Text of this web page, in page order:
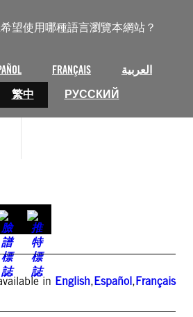
望使用哪種語言瀏覽本網站？
FRANÇAIS
العربية
繁中 РУССКИЙ
in English,Español,Français